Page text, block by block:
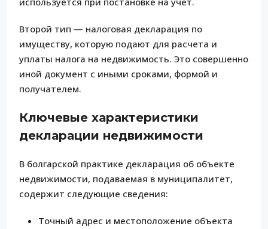
Второй тип — налоговая декларация по
имуществу, которую подают для расчета и
уплаты налога на недвижимость. Это совершенно
иной документ с иными сроками, формой и
получателем.
Ключевые характеристики
декларации недвижимости
В болгарской практике декларация об объекте
недвижимости, подаваемая в муниципалитет,
содержит следующие сведения:
Точный адрес и местоположение объекта